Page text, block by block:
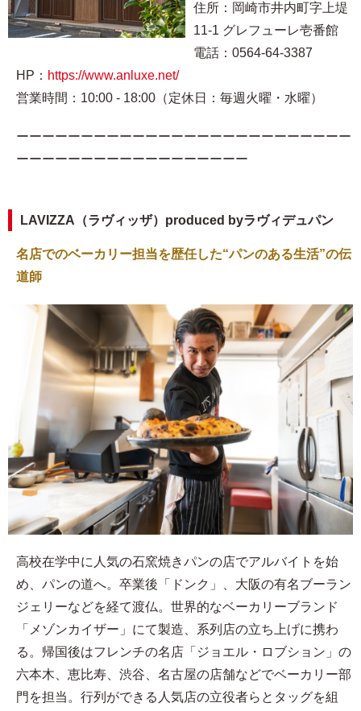
住所：岡崎市井内町字上堤
11-1 グレフューレ壱番館
電話：0564-64-3387
HP： https://www.anluxe.net/
営業時間：10:00 - 18:00（定休日：毎週火曜・水曜）
ーーーーーーーーーーーーーーーーーーーーーーーーーー
ーーーーーーーーーーーーーーーーーー
LAVIZZA（ラヴィッザ）produced byラヴィデュパン
名店でのベーカリー担当を歴任した“パンのある生活”の伝
道師
高校在学中に人気の石窯焼きパンの店でアルバイトを始
め、パンの道へ。卒業後「ドンク」、大阪の有名ブーラン
ジェリーなどを経て渡仏。世界的なベーカリーブランド
「メゾンカイザー」にて製造、系列店の立ち上げに携わ
る。帰国後はフレンチの名店「ジョエル・ロブション」の
六本木、恵比寿、渋谷、名古屋の店舗などでベーカリー部
門を担当。行列ができる人気店の立役者らとタッグを組